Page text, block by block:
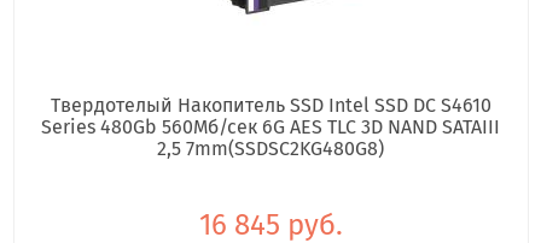
Твердотелый Накопитель SSD Intel SSD DC S4610
Series 480Gb 560Мб/сек 6G AES TLC 3D NAND SATAIII
2,5 7mm(SSDSC2KG480G8)
16 845 руб.